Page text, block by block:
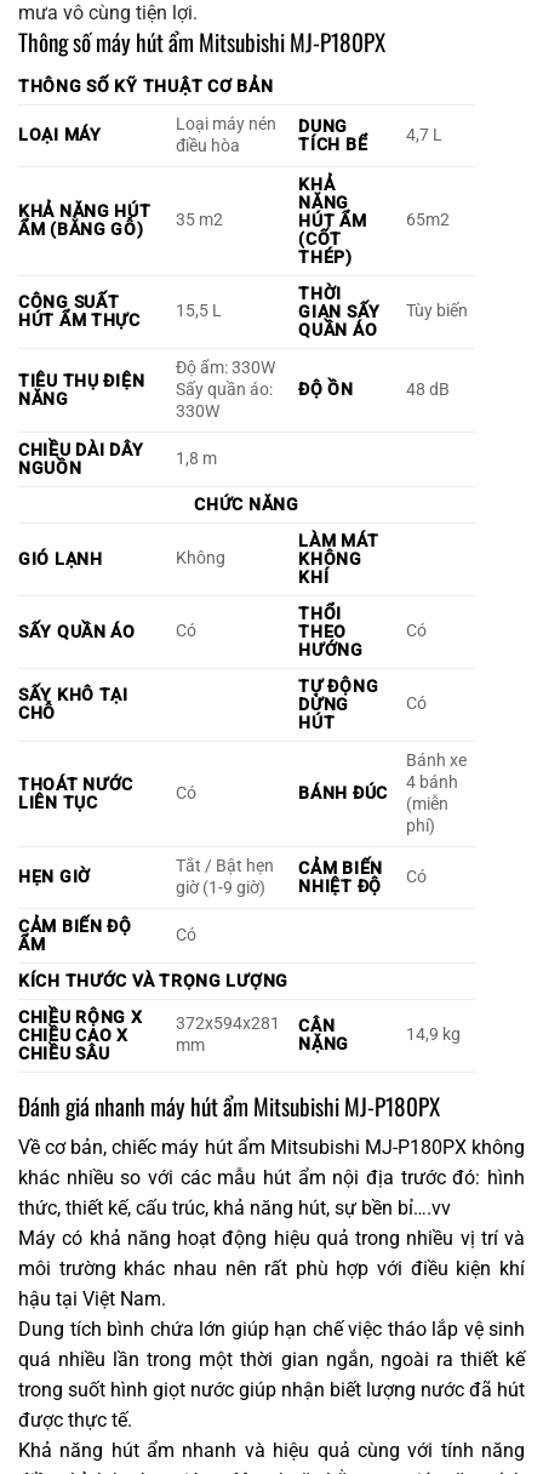
mưa vô cùng tiện lợi.
Thông số máy hút ẩm Mitsubishi MJ-P180PX
THÔNG SỐ KỸ THUẬT CƠ BẢN
LOẠI MÁY
Loại máy nén
điều hòa
DUNG
TÍCH BỂ
4,7 L
KHẢ NĂNG HÚT
ẨM (BẰNG GỖ)
35 m2
KHẢ
NĂNG
HÚT ẨM
(CỐT
THÉP)
65m2
CÔNG SUẤT
HÚT ẨM THỰC
15,5 L
THỜI
GIAN SẤY
QUẦN ÁO
Tùy biến
TIÊU THỤ ĐIỆN
NĂNG
Độ ẩm: 330W
Sấy quần áo:
330W
ĐỘ ỒN 48 dB
CHIỀU DÀI DÂY
NGUỒN
1,8 m
CHỨC NĂNG
GIÓ LẠNH Không
LÀM MÁT
KHÔNG
KHÍ
SẤY QUẦN ÁO Có
THỔI
THEO
HƯỚNG
Có
SẤY KHÔ TẠI
CHỖ
TỰ ĐỘNG
DỪNG
HÚT
Có
THOÁT NƯỚC
LIÊN TỤC
Có BÁNH ĐÚC
Bánh xe
4 bánh
(miễn
phí)
HẸN GIỜ
Tắt / Bật hẹn
giờ (1-9 giờ)
CẢM BIẾN
NHIỆT ĐỘ
Có
CẢM BIẾN ĐỘ
ẨM
Có
KÍCH THƯỚC VÀ TRỌNG LƯỢNG
CHIỀU RỘNG X
CHIỀU CAO X
CHIỀU SÂU
372x594x281
mm
CÂN
NẶNG
14,9 kg
Đánh giá nhanh máy hút ẩm Mitsubishi MJ-P180PX
Về cơ bản, chiếc máy hút ẩm Mitsubishi MJ-P180PX không
khác nhiều so với các mẫu hút ẩm nội địa trước đó: hình
thức, thiết kế, cấu trúc, khả năng hút, sự bền bỉ….vv
Máy có khả năng hoạt động hiệu quả trong nhiều vị trí và
môi trường khác nhau nên rất phù hợp với điều kiện khí
hậu tại Việt Nam.
Dung tích bình chứa lớn giúp hạn chế việc tháo lắp vệ sinh
quá nhiều lần trong một thời gian ngắn, ngoài ra thiết kế
trong suốt hình giọt nước giúp nhận biết lượng nước đã hút
được thực tế.
Khả năng hút ẩm nhanh và hiệu quả cùng với tính năng